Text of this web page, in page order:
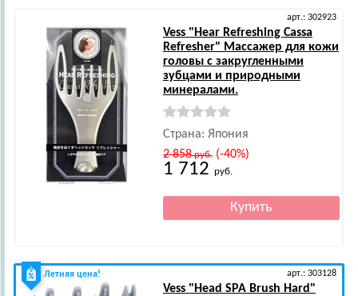
арт.: 302923
Vess"Hear Refreshing Cassa
Refresher" Массажер для кожи
головы с закругленными
зубцами и природными
минералами.
Страна: Япония
2 858руб.(-40%)
1 712 руб.
Летняя цена! арт.: 303128
Vess"Head SPA Brush Hard"